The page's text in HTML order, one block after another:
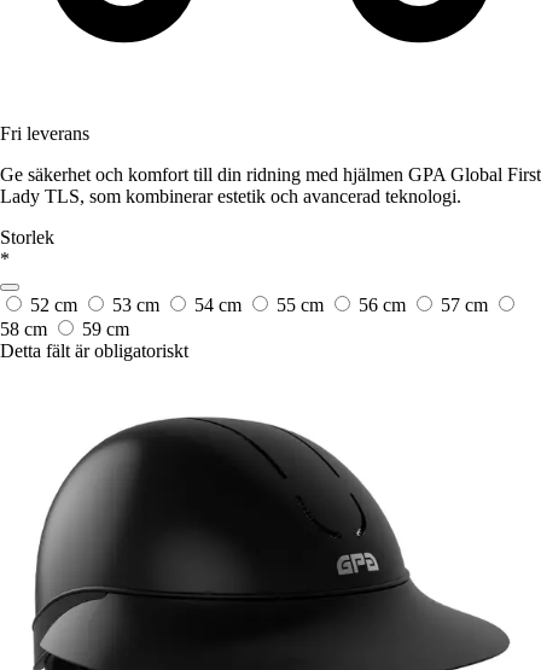
Fri leverans
Ge säkerhet och komfort till din ridning med hjälmen GPA Global First
Lady TLS, som kombinerar estetik och avancerad teknologi.
Storlek
*
52 cm 53 cm 54 cm 55 cm 56 cm
57 cm
58 cm
59 cm
Detta fält är obligatoriskt